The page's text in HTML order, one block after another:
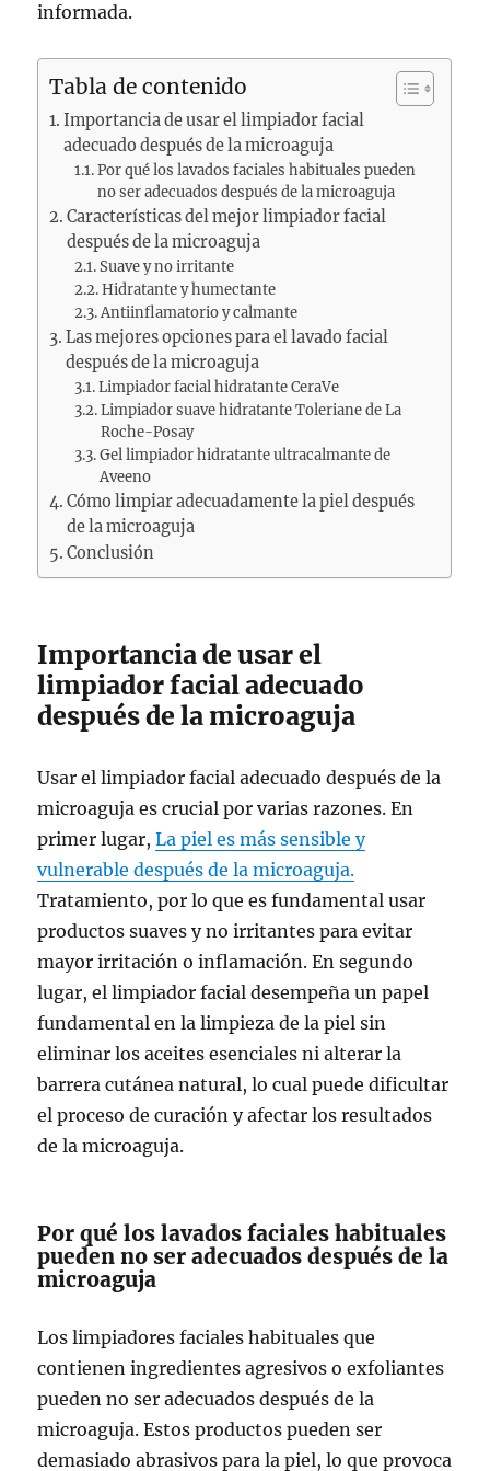
informada.
Tabla de contenido
Importancia de usar el limpiador facial
adecuado después de la microaguja
Por qué los lavados faciales habituales pueden
no ser adecuados después de la microaguja
Características del mejor limpiador facial
después de la microaguja
Suave y no irritante
Hidratante y humectante
Antiinflamatorio y calmante
Las mejores opciones para el lavado facial
después de la microaguja
Limpiador facial hidratante CeraVe
Limpiador suave hidratante Toleriane de La
Roche-Posay
Gel limpiador hidratante ultracalmante de
Aveeno
Cómo limpiar adecuadamente la piel después
de la microaguja
Conclusión
Importancia de usar el
limpiador facial adecuado
después de la microaguja
Usar el limpiador facial adecuado después de la
microaguja es crucial por varias razones. En
primer lugar,La piel es más sensible y
vulnerable después de la microaguja.
Tratamiento, por lo que es fundamental usar
productos suaves y no irritantes para evitar
mayor irritación o inflamación. En segundo
lugar, el limpiador facial desempeña un papel
fundamental en la limpieza de la piel sin
eliminar los aceites esenciales ni alterar la
barrera cutánea natural, lo cual puede dificultar
el proceso de curación y afectar los resultados
de la microaguja.
Por qué los lavados faciales habituales
pueden no ser adecuados después de la
microaguja
Los limpiadores faciales habituales que
contienen ingredientes agresivos o exfoliantes
pueden no ser adecuados después de la
microaguja. Estos productos pueden ser
demasiado abrasivos para la piel, lo que provoca